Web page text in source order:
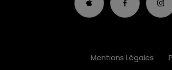
Mentions Légales